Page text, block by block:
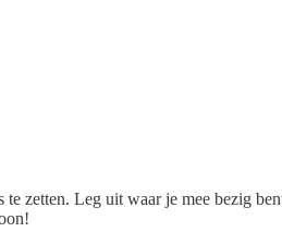
zetten. Leg uit waar je mee bezig